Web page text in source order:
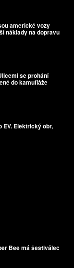
americké vozy
náklady na dopravu
se prohání
do kamufláže
EV. Elektrický obr,
Bee má šestiválec